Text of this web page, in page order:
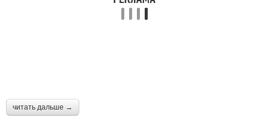
читать дальше →